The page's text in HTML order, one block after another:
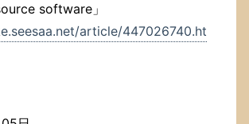
software」
article/447026740.ht